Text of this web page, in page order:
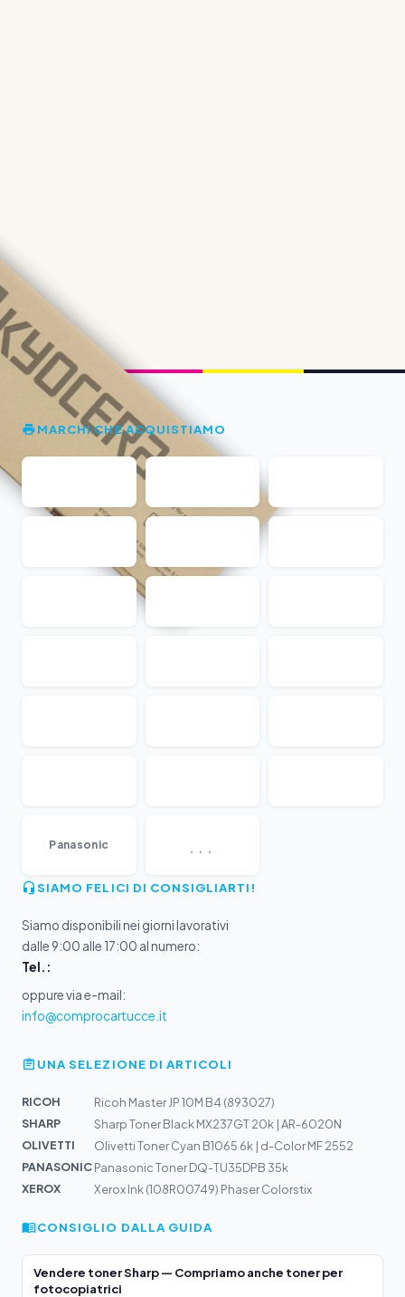
MARCHI CHE ACQUISTIAMO
Panasonic
SIAMO FELICI DI CONSIGLIARTI!
Siamo disponibili nei giorni lavorativi
dalle 9:00 alle 17:00 al numero:
Tel.:
oppure via e-mail:
info@comprocartucce.it
UNA SELEZIONE DI ARTICOLI
RICOH
Ricoh Master JP 10M B4 (893027)
SHARP
Sharp Toner Black MX237GT 20k | AR-6020N
OLIVETTI
Olivetti Toner Cyan B1065 6k | d-Color MF 2552
PANASONICPanasonic Toner DQ-TU35DPB 35k
XEROX
Xerox Ink (108R00749) Phaser Colorstix
CONSIGLIO DALLA GUIDA
Vendere toner Sharp — Compriamo anche toner per
fotocopiatrici